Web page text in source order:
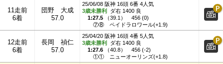
11走前
6着
団野 大成
57.0
25/06/08 阪神 16頭 6番 4人気
3歳未勝利
ダ右 1400 良
1:27.5 （39.1 ）
456 (0)
⑦⑧
ペイドラロワール(+1.9)
12走前
6着
長岡 禎仁
57.0
25/04/20 阪神 16頭 4番 5人気
3歳未勝利
ダ右 1400 良
1:27.6 （40.8）
456 (-2)
①①
ニューオーリンズ(+1.8)